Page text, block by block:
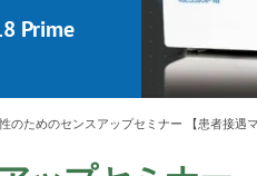
to your
ク」公
ク テクノ
Prime
のためのセンスアップセミナー 【患者接遇マ